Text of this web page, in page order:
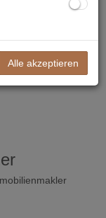
Alle akzeptieren